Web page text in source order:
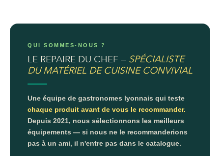
QUI SOMMES-NOUS ?
LE REPAIRE DU CHEF — SPÉCIALISTE
DU MATÉRIEL DE CUISINE CONVIVIAL
Une équipe de gastronomes lyonnais qui teste
chaque produit avant de vous le recommander.
Depuis 2021, nous sélectionnons les meilleurs
équipements — si nous ne le recommanderions
pas à un ami, il n'entre pas dans le catalogue.